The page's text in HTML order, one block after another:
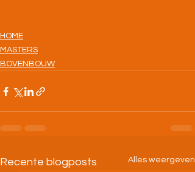
HOME
MASTERS
BOVENBOUW
Recente blogposts Alles weergeven